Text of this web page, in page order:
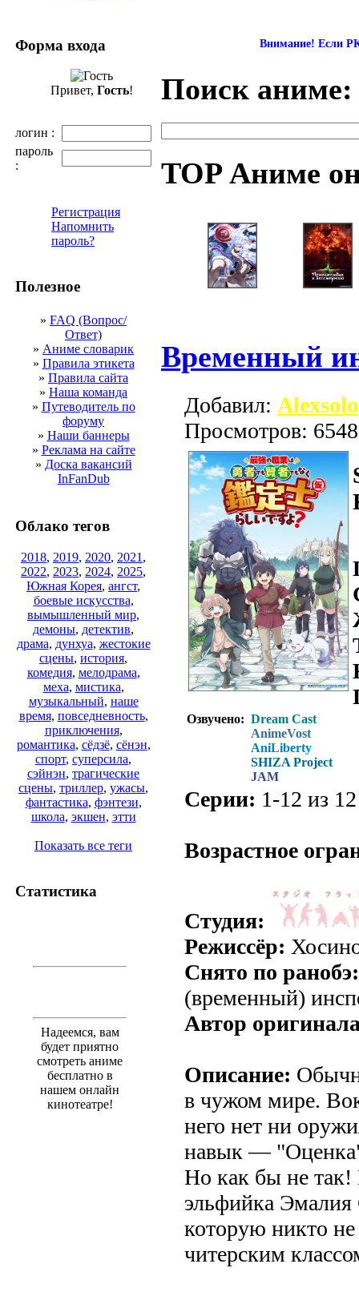
Форма входа
Привет, Гость!
логин :
пароль
:
Регистрация
Напомнить
пароль?
Полезное
» FAQ (Вопрос/
Ответ)
» Аниме словарик
» Правила этикета
» Правила сайта
» Наша команда
» Путеводитель по
форуму
» Наши баннеры
» Реклама на сайте
» Доска вакансий
InFanDub
Облако тегов
2018, 2019, 2020, 2021 ,
2022, 2023, 2024, 2025,
Южная Корея, ангст,
боевые искусства,
вымышленный мир,
демоны, детектив,
драма, дунхуа, жестокие
сцены, история,
комедия, мелодрама,
меха, мистика,
музыкальный, наше
время, повседневность,
приключения,
романтика, сёдзё, сёнэн,
спорт, суперсила,
сэйнэн, трагические
сцены, триллер, ужасы,
фантастика, фэнтези,
школа, экшен, этти
Показать все теги
Статистика
Надеемся, вам
будет приятно
смотреть аниме
бесплатно в
нашем онлайн
кинотеатре!
Внимание! Если
Поиск аниме:
TOP Аниме
Временный
Добавил: Alexsolo
Просмотров: 6548
Озвучено: Dream Cast
AnimeVost
AniLiberty
SHIZA Project
JAM
Серии: 1-12 из
Возрастное
Студия:
Режиссёр:
Снято по ранобэ:
(временный)
Автор
Описание:
в чужом мире.
него нет ни
навык —
Но как бы не
эльфийка
которую никто
читерским